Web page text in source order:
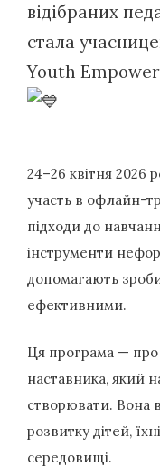
відібраних
стала
Youth
24–26 квітня 2026
участь в офлайн-
підходи до
інструменти
допомагають
ефективними.
Ця програма — про
наставника, який
створювати. Вона
розвитку дітей,
середовищі.